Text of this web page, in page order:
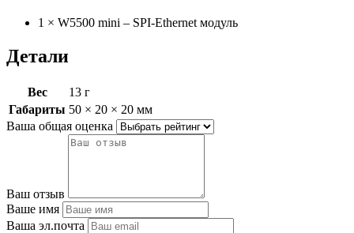
1 × W5500 mini – SPI-Ethernet модуль
Детали
Вес
13 г
Габариты 50 × 20 × 20 мм
Ваша общая оценка
Ваш отзыв
Ваше имя
Ваша эл.почта